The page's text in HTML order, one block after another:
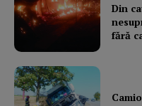
Din
fără